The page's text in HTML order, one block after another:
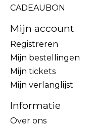
CADEAUBON
Mijn account
Registreren
Mijn bestellingen
Mijn tickets
Mijn verlanglijst
Informatie
Over ons